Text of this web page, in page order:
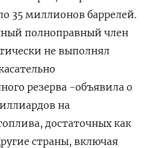
35 миллионов баррелей.
полноправный член
не выполнял
резерва -объявила о
на
достаточных как
страны, включая